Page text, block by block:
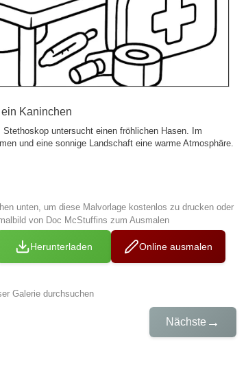
Kaninchen
untersucht einen fröhlichen Hasen. Im
und eine sonnige Landschaft eine warme Atmosphäre.
unten, um diese Malvorlage kostenlos zu drucken oder
von Doc McStuffins zum Ausmalen
Herunterladen Online ausmalen
Galerie durchsuchen
Nächste →